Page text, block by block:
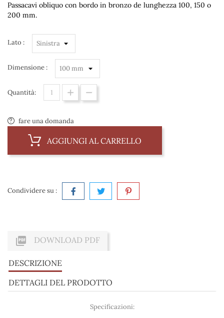
Passacavi obliquo con bordo in bronzo de lunghezza 100, 150 o
200 mm.
Lato :
Dimensione :
Quantità:
fare una domanda
AGGIUNGI AL CARRELLO
Condividere su :
 DOWNLOAD PDF
DESCRIZIONE
DETTAGLI DEL PRODOTTO
Specificazioni: